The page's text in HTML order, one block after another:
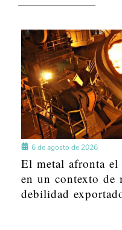
6 de agosto de 2026
El metal afronta el
en un contexto de
debilidad